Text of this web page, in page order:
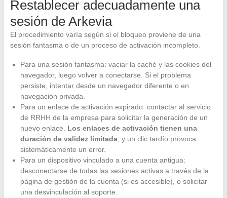
Restablecer adecuadamente una
sesión de Arkevia
El procedimiento varía según si el bloqueo proviene de una
sesión fantasma o de un proceso de activación incompleto.
Para una sesión fantasma: vaciar la caché y las cookies del
navegador, luego volver a conectarse. Si el problema
persiste, intentar desde un navegador diferente o en
navegación privada.
Para un enlace de activación expirado: contactar al servicio
de RRHH de la empresa para solicitar la generación de un
nuevo enlace. Los enlaces de activación tienen una
duración de validez limitada, y un clic tardío provoca
sistemáticamente un error.
Para un dispositivo vinculado a una cuenta antigua:
desconectarse de todas las sesiones activas a través de la
página de gestión de la cuenta (si es accesible), o solicitar
una desvinculación al soporte.